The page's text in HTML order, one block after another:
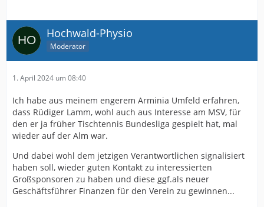
Hochwald-Physio
Moderator
1. April 2024 um 08:40
Ich habe aus meinem engerem Arminia Umfeld erfahren,
dass Rüdiger Lamm, wohl auch aus Interesse am MSV, für
den er ja früher Tischtennis Bundesliga gespielt hat, mal
wieder auf der Alm war.
Und dabei wohl dem jetzigen Verantwortlichen signalisiert
haben soll, wieder guten Kontakt zu interessierten
Großsponsoren zu haben und diese ggf.als neuer
Geschäftsführer Finanzen für den Verein zu gewinnen...